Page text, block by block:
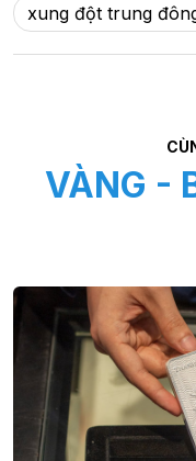
xung đột trung
VÀNG -